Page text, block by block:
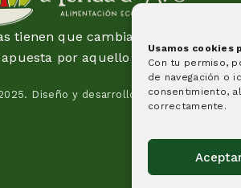
Usamos cookies
Con tu permiso,
de navegación o
consentimiento,
correctamente.
tienen que cambiar y esta idea es
por aquello en lo que
Diseño y desarrollo de páginas web